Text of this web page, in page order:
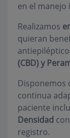
en el manejo
Realizamos
quieran
(CBD) y
Disponemos
continua
paciente
Densidad
registro.